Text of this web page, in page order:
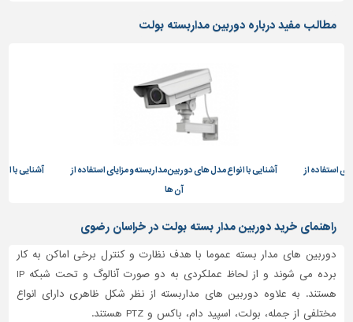
نما
شهرسازی،
مطالب مفید درباره دوربین مداربسته بولت
استفاده از
آشنایی با انواع مدل های دوربین مداربسته و مزایای استفاده از
آن ها
آشنایی با
راهنمای خرید دوربین مدار بسته بولت در خراسان رضوی
دوربین های مدار بسته عموما با هدف نظارت و کنترل برخی اماکن به کار
برده می شوند و از لحاظ عملکردی به دو صورت آنالوگ و تحت شبکه IP
هستند. به علاوه دوربین های مداربسته از نظر شکل ظاهری دارای انواع
مختلفی از جمله، بولت، اسپید دام، باکس و PTZ هستند.